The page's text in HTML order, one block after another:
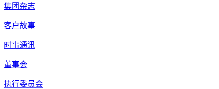
集团杂志
客户故事
时事通讯
董事会
执行委员会